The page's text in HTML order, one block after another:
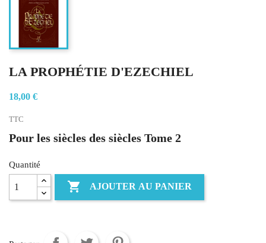
LA PROPHÉTIE D'EZECHIEL
18,00 €
TTC
Pour les siècles des siècles Tome 2
Quantité
 AJOUTER AU PANIER